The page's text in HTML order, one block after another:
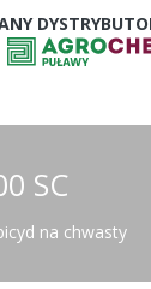
SC
na chwasty